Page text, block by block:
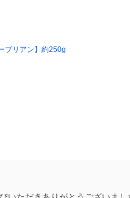
ブリアン】約250g